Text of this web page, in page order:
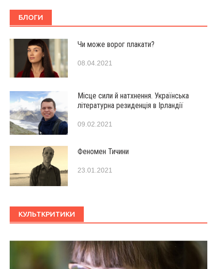
БЛОГИ
Чи може ворог плакати?
08.04.2021
Місце сили й натхнення. Українська
літературна резиденція в Ірландії
09.02.2021
Феномен Тичини
23.01.2021
КУЛЬТКРИТИКИ